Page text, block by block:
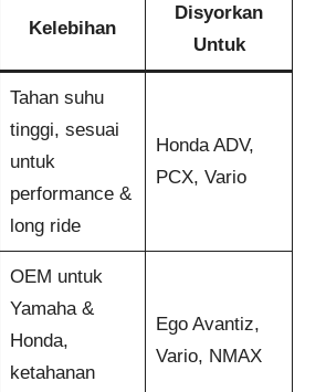
Kelebihan
Disyorkan
Untuk
Tahan suhu
tinggi, sesuai
untuk
performance &
long ride
Honda ADV,
PCX, Vario
OEM untuk
Yamaha &
Honda,
ketahanan
Ego Avantiz,
Vario, NMAX